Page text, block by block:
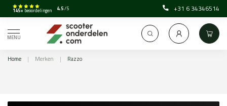
145+ beoordelingen 4.5/5 +31 6 34346514
MENU
Home | Merken | Razzo